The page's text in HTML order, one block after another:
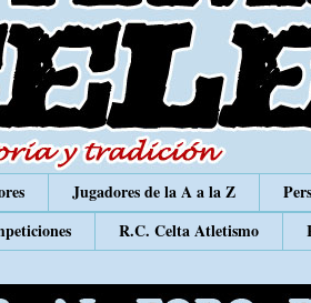
Jugadores de la A a la Z
R.C. Celta Atletismo